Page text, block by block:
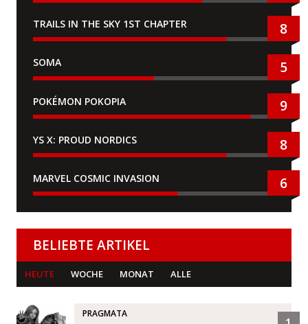
TRAILS IN THE SKY 1ST CHAPTER 8
SOMA 5
POKÉMON POKOPIA 9
YS X: PROUD NORDICS 8
MARVEL COSMIC INVASION 6
BELIEBTE ARTIKEL
HEUTE WOCHE MONAT ALLE
PRAGMATA